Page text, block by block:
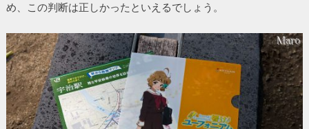
め、この判断は正しかったといえるでしょう。